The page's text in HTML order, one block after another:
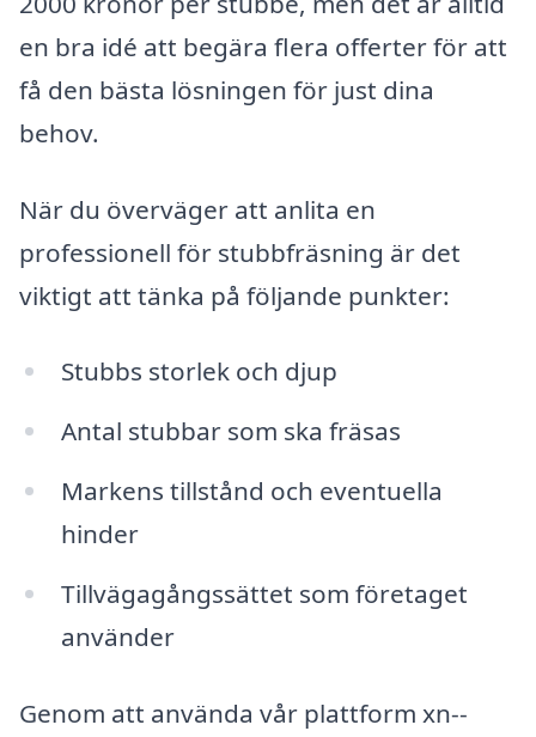
en bra idé att begära flera offerter för att
få den bästa lösningen för just dina
behov.
När du överväger att anlita en
professionell för stubbfräsning är det
viktigt att tänka på följande punkter:
Stubbs storlek och djup
Antal stubbar som ska fräsas
Markens tillstånd och eventuella
hinder
Tillvägagångssättet som företaget
använder
Genom att använda vår plattform xn--